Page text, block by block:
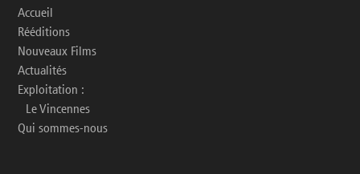
Accueil
Rééditions
Nouveaux Films
Actualités
Exploitation :
Le Vincennes
Qui sommes-nous